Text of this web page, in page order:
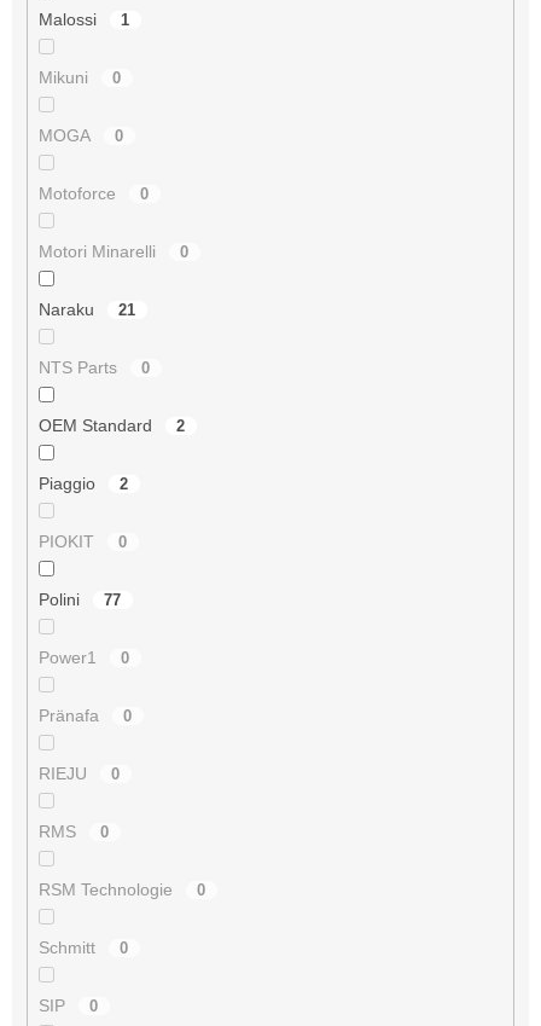
Malossi 1
Mikuni 0
MOGA 0
Motoforce 0
Motori Minarelli 0
Naraku 21
NTS Parts 0
OEM Standard 2
Piaggio 2
PIOKIT 0
Polini 77
Power1 0
Pränafa 0
RIEJU 0
RMS 0
RSM Technologie 0
Schmitt 0
SIP 0